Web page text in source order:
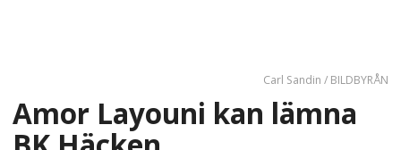
Carl Sandin / BILDBYRÅN
Amor Layouni kan lämna